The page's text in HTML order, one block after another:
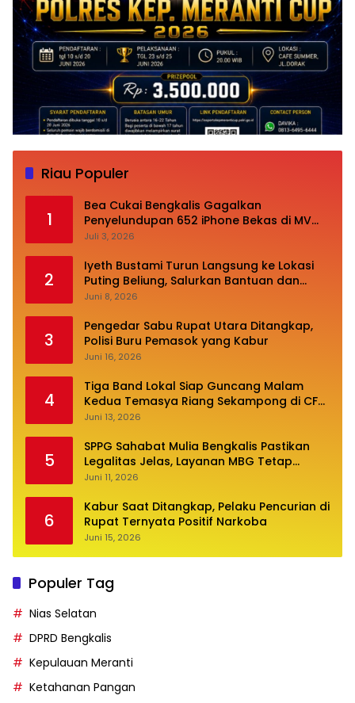
Riau Populer
1
Bea Cukai Bengkalis Gagalkan
Penyelundupan 652 iPhone Bekas di MV
Oceanna 5
Juli 3, 2026
2
Iyeth Bustami Turun Langsung ke Lokasi
Puting Beliung, Salurkan Bantuan dan
Desak Perbaikan Infrastruktur
Juni 8, 2026
3
Pengedar Sabu Rupat Utara Ditangkap,
Polisi Buru Pemasok yang Kabur
Juni 16, 2026
4
Tiga Band Lokal Siap Guncang Malam
Kedua Temasya Riang Sekampong di CFN
Jalan Pembangunan
Juni 13, 2026
5
SPPG Sahabat Mulia Bengkalis Pastikan
Legalitas Jelas, Layanan MBG Tetap
Optimal
Juni 11, 2026
6
Kabur Saat Ditangkap, Pelaku Pencurian di
Rupat Ternyata Positif Narkoba
Juni 15, 2026
Populer Tag
Nias Selatan
DPRD Bengkalis
Kepulauan Meranti
Ketahanan Pangan